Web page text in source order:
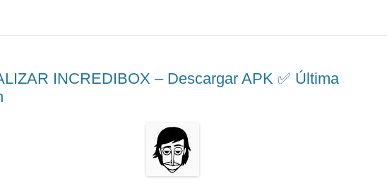
INCREDIBOX – Descargar APK ✅️ Última